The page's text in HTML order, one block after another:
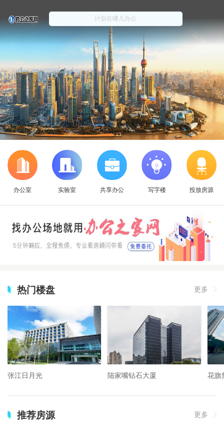
办公室 实验室 共享办公 写字楼 投放房源
热门楼盘 更多
张江日月光 陆家嘴钻石大厦 花旗
推荐房源 更多